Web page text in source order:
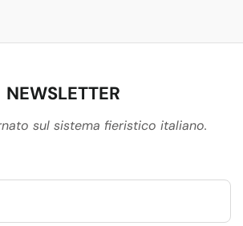
NEWSLETTER
sul sistema fieristico italiano.